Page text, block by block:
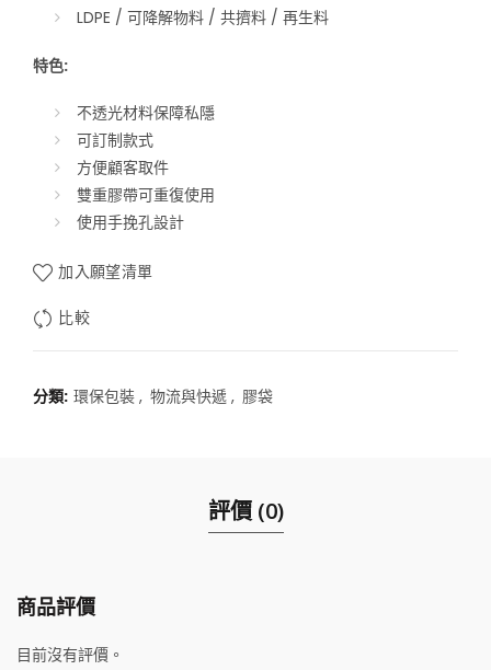
LDPE / 可降解物料 / 共擠料 / 再生料
特色:
不透光材料保障私隱
可訂制款式
方便顧客取件
雙重膠帶可重復使用
使用手挽孔設計
加入願望清單
比較
分類: 環保包裝 , 物流與快遞 , 膠袋
評價 (0)
商品評價
目前沒有評價。